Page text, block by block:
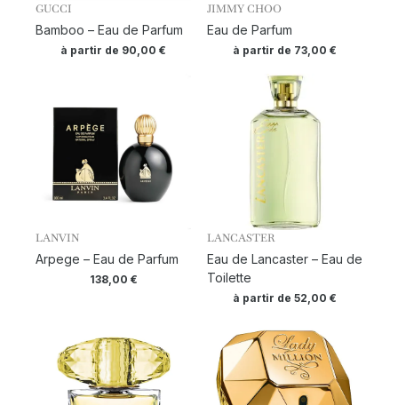
GUCCI
Bamboo – Eau de Parfum
à partir de 90,00€
JIMMY CHOO
Eau de Parfum
à partir de 73,00 €
LANVIN
Arpege – Eau de Parfum
138,00 €
LANCASTER
Eau de Lancaster – Eau de
Toilette
à partir de 52,00 €